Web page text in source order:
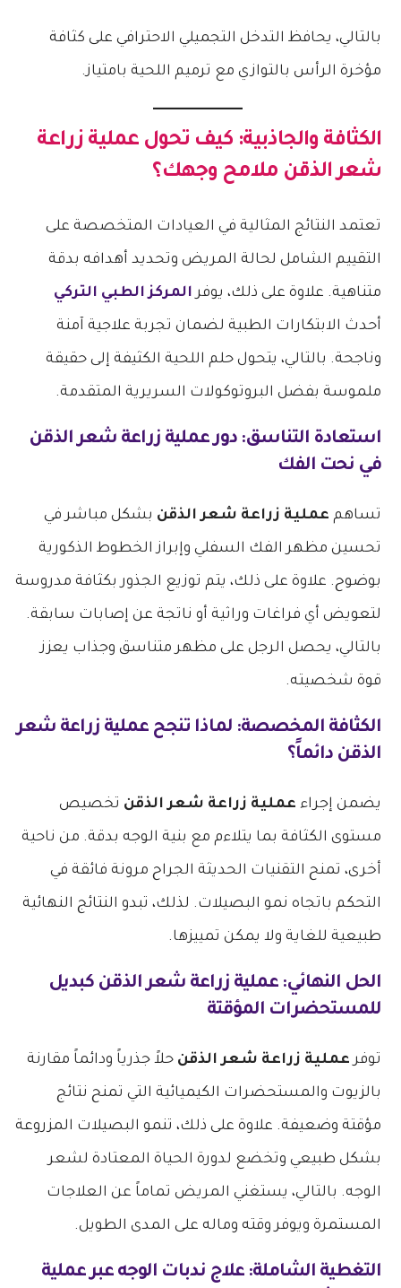
بالتالي، يحافظ التدخل التجميلي الاحترافي على كثافة
مؤخرة الرأس بالتوازي مع ترميم اللحية بامتياز.
الكثافة والجاذبية: كيف تحولعملية زراعة
شعر الذقن ملامح وجهك؟
تعتمد النتائج المثالية في العيادات المتخصصة على
التقييم الشامل لحالة المريض وتحديد أهدافه بدقة
متناهية. علاوة على ذلك، يوفرالمركز الطبي التركي
أحدث الابتكارات الطبية لضمان تجربة علاجية آمنة
وناجحة. بالتالي، يتحول حلم اللحية الكثيفة إلى حقيقة
ملموسة بفضل البروتوكولات السريرية المتقدمة.
استعادة التناسق: دورعملية زراعة شعر الذقن
في نحت الفك
تساهم عملية زراعة شعر الذقن بشكل مباشر في
تحسين مظهر الفك السفلي وإبراز الخطوط الذكورية
بوضوح. علاوة على ذلك، يتم توزيع الجذور بكثافة مدروسة
لتعويض أي فراغات وراثية أو ناتجة عن إصابات سابقة.
بالتالي، يحصل الرجل على مظهر متناسق وجذاب يعزز
قوة شخصيته.
الكثافة المخصصة: لماذا تنجحعملية زراعة شعر
الذقن دائماً؟
يضمن إجراء عملية زراعة شعر الذقن تخصيص
مستوى الكثافة بما يتلاءم مع بنية الوجه بدقة. من ناحية
أخرى، تمنح التقنيات الحديثة الجراح مرونة فائقة في
التحكم باتجاه نمو البصيلات. لذلك، تبدو النتائج النهائية
طبيعية للغاية ولا يمكن تمييزها.
الحل النهائي:عملية زراعة شعر الذقن كبديل
للمستحضرات المؤقتة
توفرعملية زراعة شعر الذقن حلاً جذرياً ودائماً مقارنة
بالزيوت والمستحضرات الكيميائية التي تمنح نتائج
مؤقتة وضعيفة. علاوة على ذلك، تنمو البصيلات المزروعة
بشكل طبيعي وتخضع لدورة الحياة المعتادة لشعر
الوجه. بالتالي، يستغني المريض تماماً عن العلاجات
المستمرة ويوفر وقته وماله على المدى الطويل.
التغطية الشاملة: علاج ندبات الوجه عبرعملية